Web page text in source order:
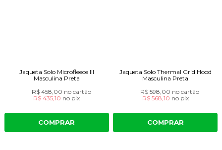
Jaqueta Solo Microfleece III
Masculina Preta
R$ 458,00 no cartão
R$ 435,10 no pix
COMPRAR
Jaqueta Solo Thermal Grid Hood
Masculina Preta
R$ 598,00 no cartão
R$ 568,10 no pix
COMPRAR